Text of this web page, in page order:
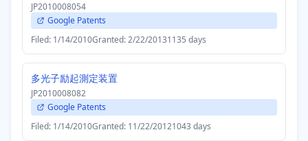
JP2010008054
Google Patents
Filed: 1/14/2010Granted: 2/22/20131135 days
多光子励起測定装置
JP2010008082
Google Patents
Filed: 1/14/2010Granted: 11/22/20121043 days